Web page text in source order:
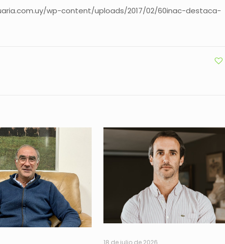
wp-content/uploads/2017/02/60inac-destaca-